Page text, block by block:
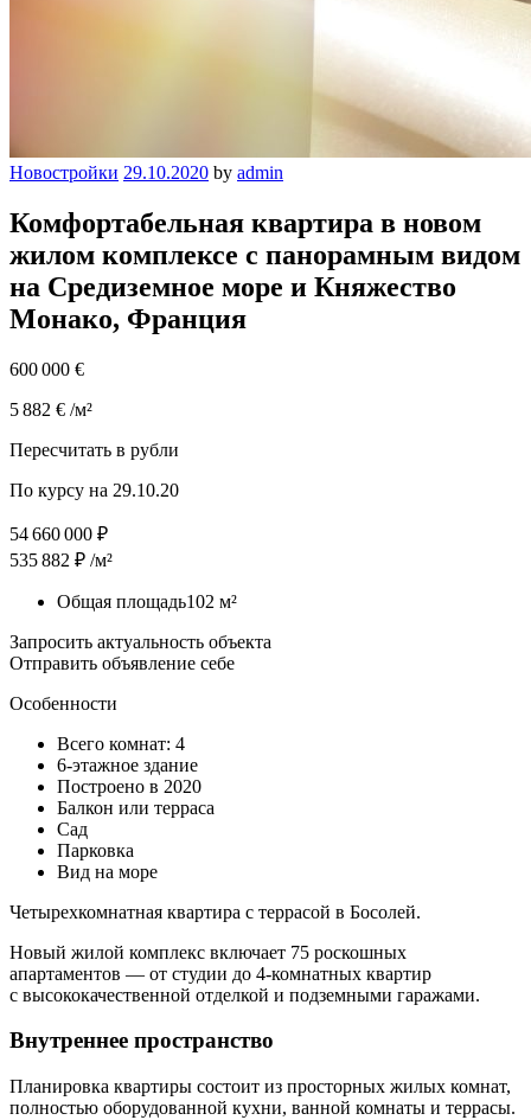
Новостройки 29.10.2020 by admin
Комфортабельная квартира в новом
жилом комплексе с панорамным видом
на Средиземное море и Княжество
Монако, Франция
600 000 €
5 882 € /м²
Пересчитать в рубли
По курсу на 29.10.20
54 660 000 ₽
535 882 ₽ /м²
Общая площадь102 м²
Запросить актуальность объекта
Отправить объявление себе
Особенности
Всего комнат: 4
6-этажное здание
Построено в 2020
Балкон или терраса
Сад
Парковка
Вид на море
Четырехкомнатная квартира с террасой в Босолей.
Новый жилой комплекс включает 75 роскошных
апартаментов — от студии до 4-комнатных квартир
с высококачественной отделкой и подземными гаражами.
Внутреннее пространство
Планировка квартиры состоит из просторных жилых комнат,
полностью оборудованной кухни, ванной комнаты и террасы.